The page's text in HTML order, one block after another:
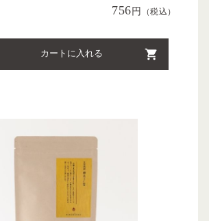
756 円 （税込）
カートに入れる